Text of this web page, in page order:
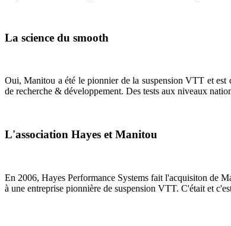
La science du smooth
Oui, Manitou a été le pionnier de la suspension VTT et est
de recherche & développement. Des tests aux niveaux
L'association Hayes et Manitou
En 2006, Hayes Performance Systems fait l'acquisiton de
à une entreprise pionnière de suspension VTT. C'était et